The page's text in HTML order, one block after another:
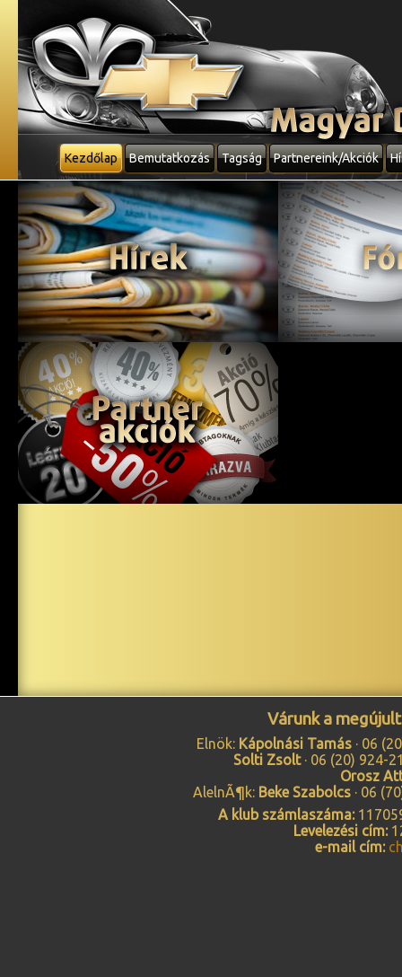
Kezdőlap Bemutatkozás Tagság Partnereink/Akciók
Várunk a
Elnök: Kápolnási Tamás · 06
Solti Zsolt· 06 (20) 924-
Orosz
AlelnÃ¶k: Beke Szabolcs · 06
A klub számlaszáma:
Levelezési cím:
e-mail cím: